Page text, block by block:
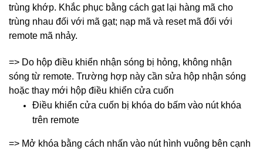
trùng khớp. Khắc phục bằng cách gạt lại hàng mã cho
trùng nhau đối với mã gạt; nạp mã và reset mã đối với
remote mã nhảy.
=> Do hộp điều khiển nhận sóng bị hỏng, không nhận
sóng từ remote. Trường hợp này cần sửa hộp nhận sóng
hoặc thay mới hộp điều khiển cửa cuốn
Điều khiển cửa cuốn bị khóa do bấm vào nút khóa
trên remote
=> Mở khóa bằng cách nhấn vào nút hình vuông bên cạnh